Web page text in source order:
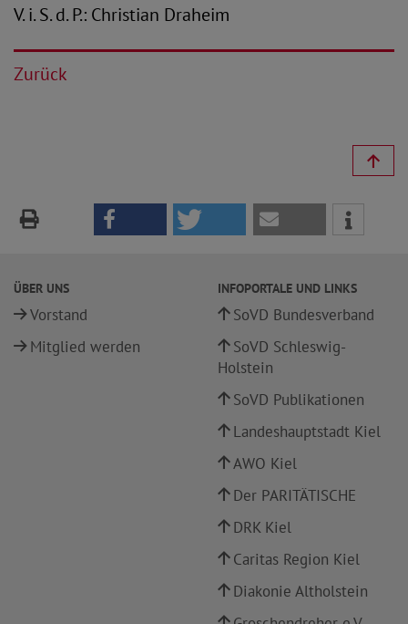
V. i. S. d. P.: Christian Draheim
Zurück
ÜBER UNS
Vorstand
Mitglied werden
INFOPORTALE UND LINKS
SoVD Bundesverband
SoVD Schleswig-
Holstein
SoVD Publikationen
Landeshauptstadt Kiel
AWO Kiel
Der PARITÄTISCHE
DRK Kiel
Caritas Region Kiel
Diakonie Altholstein